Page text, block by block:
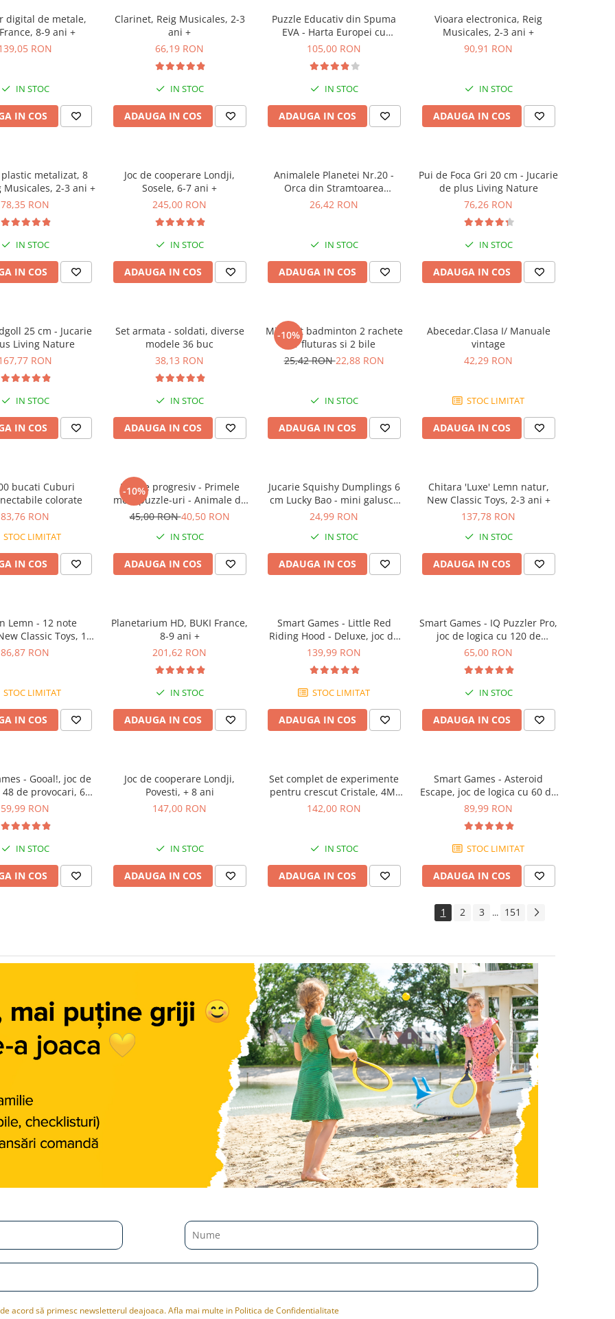
digital de metale,
8-9 ani +
RON
IN STOC
IN COS
Clarinet, Reig Musicales, 2-3
ani +
66,19 RON
IN STOC
ADAUGA IN COS
Puzzle Educativ din Spuma
EVA - Harta Europei cu
Steaguri si Capitale,
105,00 RON
IN STOC
ADAUGA IN COS
Vioara electronica, Reig
Musicales, 2-3 ani +
90,91 RON
IN STOC
ADAUGA IN COS
plastic metalizat, 8
Musicales, 2-3 ani +
78,35 RON
IN STOC
IN COS
Joc de cooperare Londji,
Sosele, 6-7 ani +
245,00 RON
IN STOC
ADAUGA IN COS
Animalele Planetei Nr.20 -
Orca din Stramtoarea
Gibraltar
26,42 RON
IN STOC
ADAUGA IN COS
Pui de Foca Gri 20 cm - Jucarie
de plus Living Nature
76,26 RON
IN STOC
ADAUGA IN COS
25 cm - Jucarie
Living Nature
RON
IN STOC
IN COS
Set armata - soldati, diverse
modele 36 buc
38,13 RON
IN STOC
ADAUGA IN COS
-10%
Mini Set badminton 2 rachete
1 fluturas si 2 bile
25,42 RON22,88 RON
IN STOC
ADAUGA IN COS
Abecedar.Clasa I/ Manuale
vintage
42,29 RON
STOC LIMITAT
ADAUGA IN COS
bucati Cuburi
colorate
83,76 RON
STOC LIMITAT
IN COS
-10%
Puzzle progresiv - Primele
mele puzzle-uri - Animale de
fermă, 21 piese, 2 ani+, Apli
45,00 RON40,50 RON
IN STOC
ADAUGA IN COS
Jucarie Squishy Dumplings 6
cm Lucky Bao - mini galusca
norocoasa
24,99 RON
IN STOC
ADAUGA IN COS
Chitara 'Luxe' Lemn natur,
New Classic Toys, 2-3 ani +
137,78 RON
IN STOC
ADAUGA IN COS
Lemn - 12 note
Classic Toys, 1-2
ani +
86,87 RON
STOC LIMITAT
IN COS
Planetarium HD, BUKI France,
8-9 ani +
201,62 RON
IN STOC
ADAUGA IN COS
Smart Games - Little Red
Riding Hood - Deluxe, joc de
logica cu 48 de provocari, 4+
139,99 RON
STOC LIMITAT
ADAUGA IN COS
Smart Games - IQ Puzzler Pro,
joc de logica cu 120 de
provocari, 6+ ani
65,00 RON
IN STOC
ADAUGA IN COS
- Gooal!, joc de
de provocari, 6+
ani
59,99 RON
IN STOC
IN COS
Joc de cooperare Londji,
Povesti, + 8 ani
147,00 RON
IN STOC
ADAUGA IN COS
Set complet de experimente
pentru crescut Cristale, 4M,
+10 ani
142,00 RON
IN STOC
ADAUGA IN COS
Smart Games - Asteroid
Escape, joc de logica cu 60 de
provocari, 8+ ani
89,99 RON
STOC LIMITAT
ADAUGA IN COS
1 2 3 ... 151
acord să primesc newsletterul deajoaca. Afla mai multe in Politica de Confidentialitate